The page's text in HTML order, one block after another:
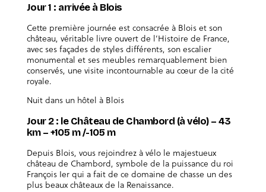
Jour 1 : arrivée à Blois
Cette première journée est consacrée à Blois et son
château, véritable livre ouvert de l’Histoire de France,
avec ses façades de styles différents, son escalier
monumental et ses meubles remarquablement bien
conservés, une visite incontournable au cœur de la cité
royale.
Nuit dans un hôtel à Blois
Jour 2 : le Château de Chambord (à vélo) – 43
km – +105 m /-105 m
Depuis Blois, vous rejoindrez à vélo le majestueux
château de Chambord, symbole de la puissance du roi
François Ier qui a fait de ce domaine de chasse un des
plus beaux châteaux de la Renaissance.